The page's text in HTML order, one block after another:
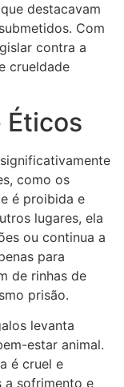
destacavam
Com
contra a
crueldade
Éticos
como os
é proibida e
lugares, ela
ou continua a
para
de rinhas de
prisão.
levanta
estar animal.
é cruel e
a sofrimento e